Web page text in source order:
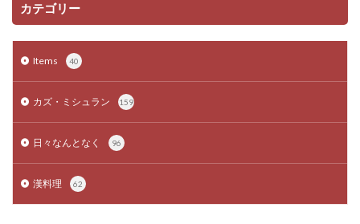
カテゴリー
Items 40
カズ・ミシュラン 159
日々なんとなく 96
漢料理 62